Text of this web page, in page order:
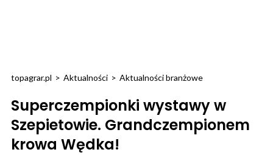
topagrar.pl > Aktualności > Aktualności branżowe
Superczempionki wystawy w
Szepietowie. Grandczempionem
krowa Wędka!